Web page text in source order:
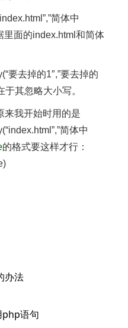
简体中
里面的index.html和简体
要去掉的1″,”要去掉的
于其忽略大小写。
来我开始时用的是
简体中
的格式要这样才行：
办法
php语句